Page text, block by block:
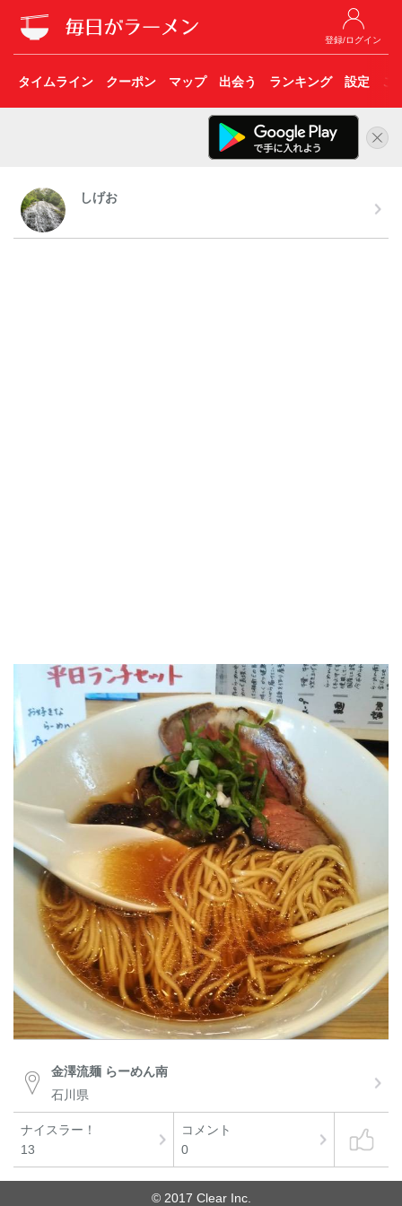
登録/ログイン
タイムライン クーポン マップ 出会う ランキング 設定 こ
しげお
金澤流麺 らーめん南
石川県
ナイスラー！
13
コメント
0
© 2017 Clear Inc.